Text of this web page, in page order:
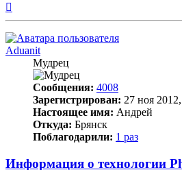
Aduanit
Мудрец
Сообщения: 4008
Зарегистрирован: 27 ноя
Настоящее имя: Андрей
Откуда: Брянск
Поблагодарили: 1 раз
Информация о технологии